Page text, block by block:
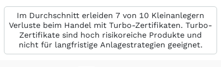
Im Durchschnitt erleiden 7 von 10 Kleinanlegern
Verluste beim Handel mit Turbo-Zertifikaten. Turbo-
Zertifikate sind hoch risikoreiche Produkte und
nicht für langfristige Anlagestrategien geeignet.